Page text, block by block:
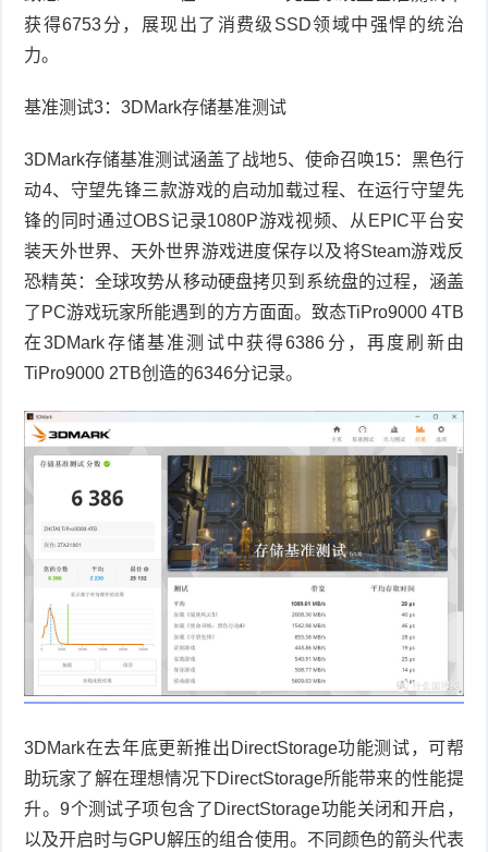
获得6753分，展现出了消费级 SSD领域中强悍的统治
力。
基准测试3：3DMark存储基准测试
3DMark存储基准测试涵盖了战地5、使命召唤15：黑色行
动4、守望先锋三款游戏的启动加载过程、在运行守望先
锋的同时通过OBS记录1080P游戏视频、从 EPIC平台安
装天外世界、天外世界游戏进度保存以及将Steam游戏反
恐精英：全球攻势从移动硬盘拷贝到系统盘的过程，涵盖
了 PC游戏玩家所能遇到的方方面面。致态TiPro9000 4TB
在3DMark存储基准测试中获得6386 分，再度刷新由
TiPro9000 2TB创造的6346分记录。
3DMark在去年底更新推出 DirectStorage功能测试，可帮
助玩家了解在理想情况下DirectStorage所能带来的性能提
升。9个测试子项包含了 DirectStorage功能关闭和开启，
以及开启时与GPU解压的组合使用。不同颜色的箭头代表